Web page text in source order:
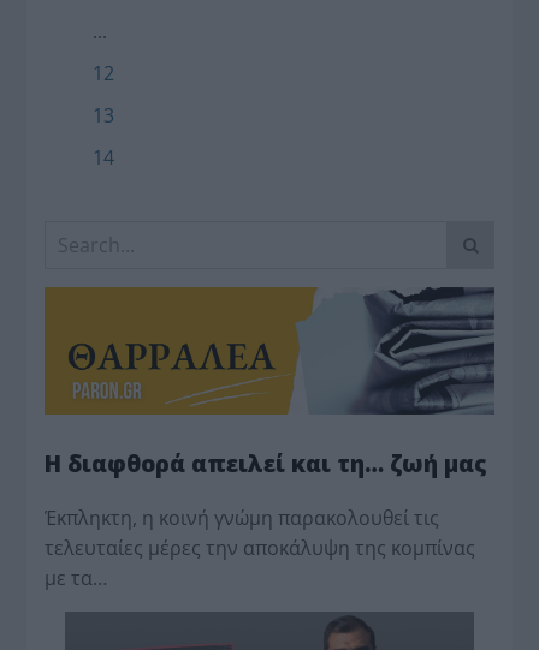
...
12
13
14
Η διαφθορά απειλεί και τη… ζωή μας
Έκπληκτη, η κοινή γνώμη παρακολουθεί τις
τελευταίες μέρες την αποκάλυψη της κο­μπίνας
με τα…